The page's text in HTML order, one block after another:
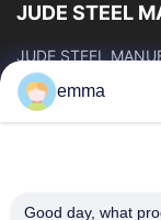
JUDE STEEL
JUDE STEEL
roku, jest
stalowych bez
Szybkie Linki
O Nas
emma
Good day, what